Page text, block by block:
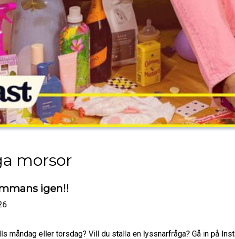
morsor
igen!!
måndag eller torsdag? Vill du ställa en lyssnarfråga? Gå in på